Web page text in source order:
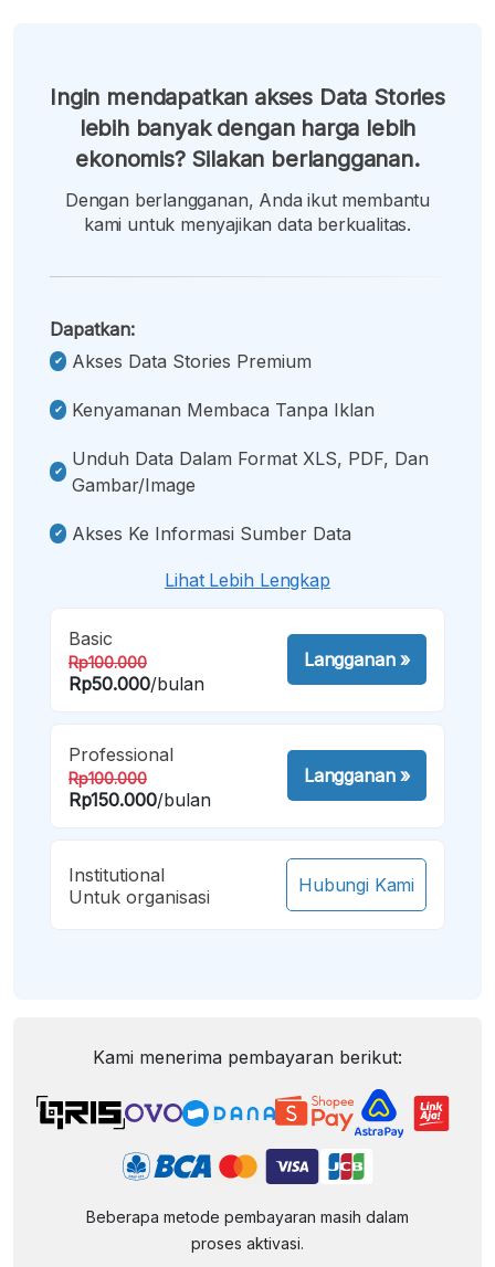
Ingin mendapatkan akses Data Stories
lebih banyak dengan harga lebih
ekonomis? Silakan berlangganan.
Dengan berlangganan, Anda ikut membantu
kami untuk menyajikan data berkualitas.
Dapatkan:
Akses Data Stories Premium
Kenyamanan Membaca Tanpa Iklan
Unduh Data Dalam Format XLS, PDF, Dan
Gambar/image
Akses Ke Informasi Sumber Data
Lihat Lebih Lengkap
Basic
Rp100.000
Rp50.000/bulan
Langganan»
Professional
Rp100.000
Rp150.000/bulan
Langganan»
Institutional
Untuk organisasi
Hubungi Kami
Kami menerima pembayaran berikut:
Beberapa metode pembayaran masih dalam
proses aktivasi.